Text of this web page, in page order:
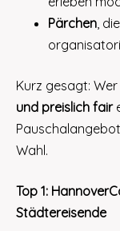
Pärchen,
Kurz gesagt: Wer
und preislich fair
Wahl.
Top 1:
Städtereisende